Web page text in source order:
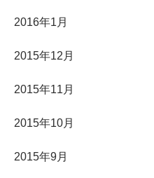
2016年1月
2015年12月
2015年11月
2015年10月
2015年9月